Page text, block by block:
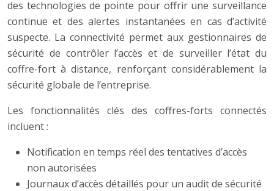
des technologies de pointe pour offrir une surveillance
continue et des alertes instantanées en cas d’activité
suspecte. La connectivité permet aux gestionnaires de
sécurité de contrôler l’accès et de surveiller l’état du
coffre-fort à distance, renforçant considérablement la
sécurité globale de l’entreprise.
Les fonctionnalités clés des coffres-forts connectés
incluent :
Notification en temps réel des tentatives d’accès
non autorisées
Journaux d’accès détaillés pour un audit de sécurité